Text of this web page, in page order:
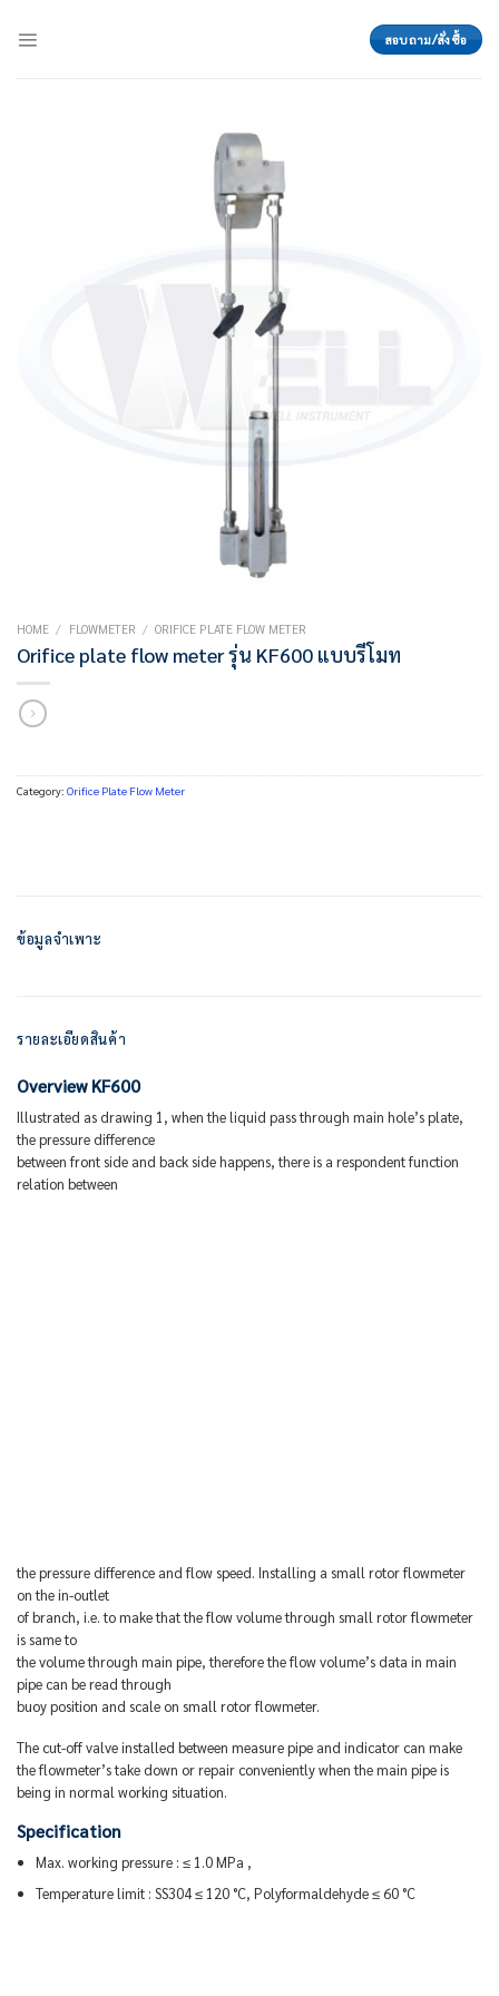
สอบถาม/สั่งซื้อ
HOME / FLOWMETER / ORIFICE PLATE FLOW METER
Orifice plate flow meter รุ่น KF600 แบบรีโมท
Category: Orifice Plate Flow Meter
ข้อมูลจำเพาะ
รายละเอียดสินค้า
Overview KF600
Illustrated as drawing 1, when the liquid pass through main hole’s plate,
the pressure difference
between front side and back side happens, there is a respondent function
relation between
the pressure difference and flow speed. Installing a small rotor flowmeter
on the in-outlet
of branch, i.e. to make that the flow volume through small rotor flowmeter
is same to
the volume through main pipe, therefore the flow volume’s data in main
pipe can be read through
buoy position and scale on small rotor flowmeter.
The cut-off valve installed between measure pipe and indicator can make
the flowmeter’s take down or repair conveniently when the main pipe is
being in normal working situation.
Specification
Max. working pressure : ≤ 1.0 MPa ,
Temperature limit : SS304 ≤ 120 °C, Polyformaldehyde ≤ 60 °C